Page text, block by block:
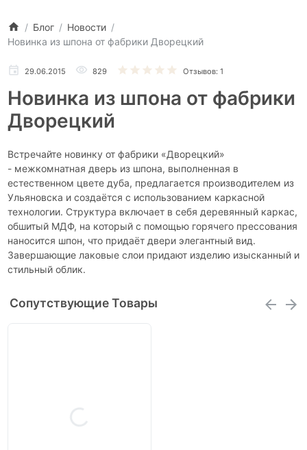
Блог
Новости
Новинка из шпона от фабрики Дворецкий
29.06.2015 829 Отзывов: 1
Новинка из шпона от фабрики
Дворецкий
Встречайте новинку от фабрики «Дворецкий»
- межкомнатная дверь из шпона, выполненная в
естественном цвете дуба, предлагается производителем из
Ульяновска и создаётся с использованием каркасной
технологии. Структура включает в себя деревянный каркас,
обшитый МДФ, на который с помощью горячего прессования
наносится шпон, что придаёт двери элегантный вид.
Завершающие лаковые слои придают изделию изысканный и
стильный облик.
Сопутствующие Товары